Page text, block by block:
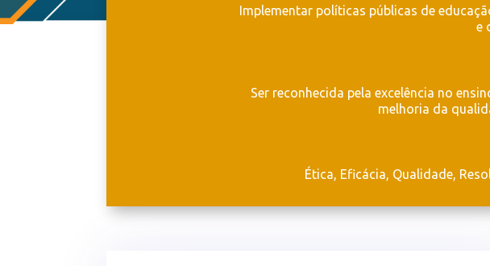
Implementar políticas públicas de
e
Ser reconhecida pela excelência no
melhoria da
Ética, Eficácia, Qualidade,